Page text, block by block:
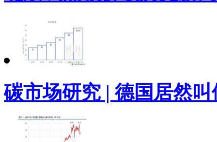
碳市场研究 | 德国居然